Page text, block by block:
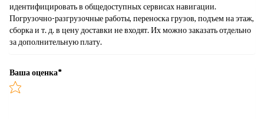
идентифицировать в общедоступных сервисах навигации.
Погрузочно-разгрузочные работы, переноска грузов, подъем на этаж,
сборка и т. д. в цену доставки не входят. Их можно заказать отдельно
за дополнительную плату.
Ваша оценка*